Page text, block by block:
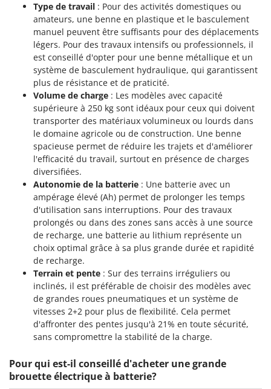
Type de travail : Pour des activités domestiques ou
amateurs, une benne en plastique et le basculement
manuel peuvent être suffisants pour des déplacements
légers. Pour des travaux intensifs ou professionnels, il
est conseillé d'opter pour une benne métallique et un
système de basculement hydraulique, qui garantissent
plus de résistance et de praticité.
Volume de charge : Les modèles avec capacité
supérieure à 250 kg sont idéaux pour ceux qui doivent
transporter des matériaux volumineux ou lourds dans
le domaine agricole ou de construction. Une benne
spacieuse permet de réduire les trajets et d'améliorer
l'efficacité du travail, surtout en présence de charges
diversifiées.
Autonomie de la batterie : Une batterie avec un
ampérage élevé (Ah) permet de prolonger les temps
d'utilisation sans interruptions. Pour des travaux
prolongés ou dans des zones sans accès à une source
de recharge, une batterie au lithium représente un
choix optimal grâce à sa plus grande durée et rapidité
de recharge.
Terrain et pente : Sur des terrains irréguliers ou
inclinés, il est préférable de choisir des modèles avec
de grandes roues pneumatiques et un système de
vitesses 2+2 pour plus de flexibilité. Cela permet
d'affronter des pentes jusqu'à 21% en toute sécurité,
sans compromettre la stabilité de la charge.
Pour qui est-il conseillé d'acheter une grande
brouette électrique à batterie?